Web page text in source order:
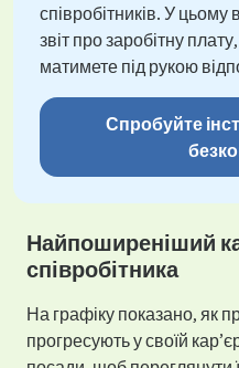
співробітників. У
звіт про заробітну
матимете під рукою
Спробуйте
Найпоширеніший
співробітника
На графіку показано, як
прогресують у своїй